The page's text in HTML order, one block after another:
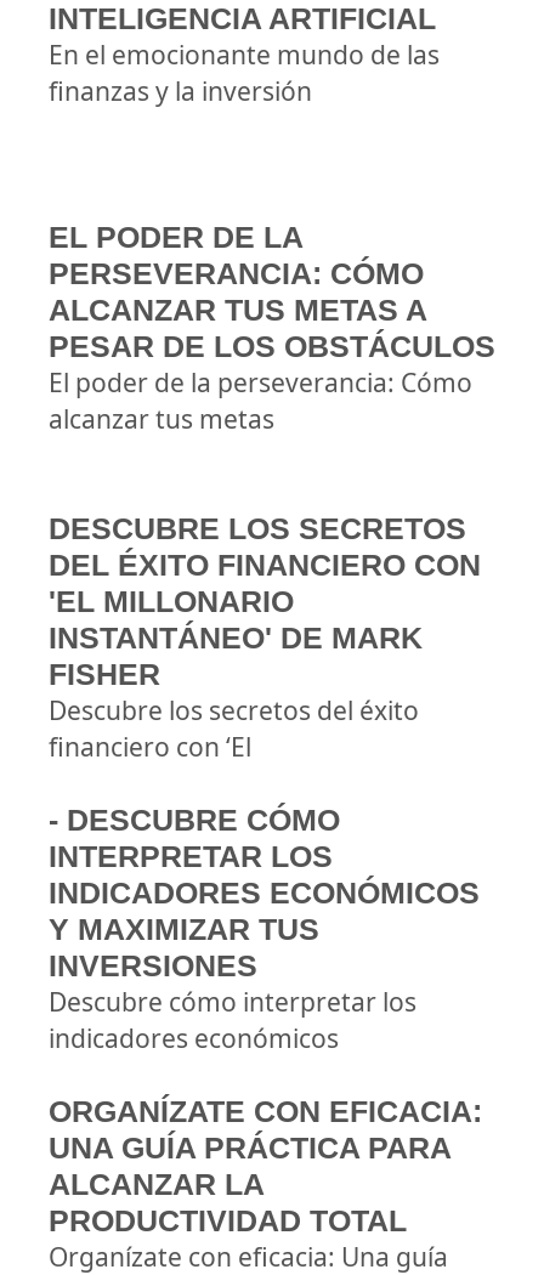
INTELIGENCIA ARTIFICIAL
En el emocionante mundo de las
finanzas y la inversión
EL PODER DE LA
PERSEVERANCIA: CÓMO
ALCANZAR TUS METAS A
PESAR DE LOS OBSTÁCULOS
El poder de la perseverancia: Cómo
alcanzar tus metas
DESCUBRE LOS SECRETOS
DEL ÉXITO FINANCIERO CON
'EL MILLONARIO
INSTANTÁNEO' DE MARK
FISHER
Descubre los secretos del éxito
financiero con ‘El
- DESCUBRE CÓMO
INTERPRETAR LOS
INDICADORES ECONÓMICOS
Y MAXIMIZAR TUS
INVERSIONES
Descubre cómo interpretar los
indicadores económicos
ORGANÍZATE CON EFICACIA:
UNA GUÍA PRÁCTICA PARA
ALCANZAR LA
PRODUCTIVIDAD TOTAL
Organízate con eficacia: Una guía